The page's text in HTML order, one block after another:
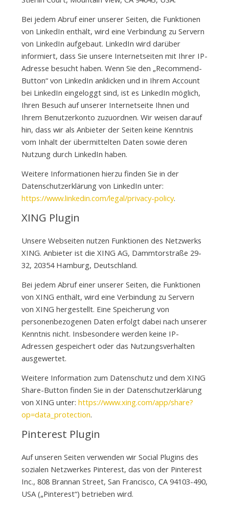
Bei jedem Abruf einer unserer Seiten, die Funktionen
von LinkedIn enthält, wird eine Verbindung zu Servern
von LinkedIn aufgebaut. LinkedIn wird darüber
informiert, dass Sie unsere Internetseiten mit Ihrer IP-
Adresse besucht haben. Wenn Sie den „Recommend-
Button“ von LinkedIn anklicken und in Ihrem Account
bei LinkedIn eingeloggt sind, ist es LinkedIn möglich,
Ihren Besuch auf unserer Internetseite Ihnen und
Ihrem Benutzerkonto zuzuordnen. Wir weisen darauf
hin, dass wir als Anbieter der Seiten keine Kenntnis
vom Inhalt der übermittelten Daten sowie deren
Nutzung durch LinkedIn haben.
Weitere Informationen hierzu finden Sie in der
Datenschutzerklärung von LinkedIn unter:
https://www.linkedin.com/legal/privacy-policy.
XING Plugin
Unsere Webseiten nutzen Funktionen des Netzwerks
XING. Anbieter ist die XING AG, Dammtorstraße 29-
32, 20354 Hamburg, Deutschland.
Bei jedem Abruf einer unserer Seiten, die Funktionen
von XING enthält, wird eine Verbindung zu Servern
von XING hergestellt. Eine Speicherung von
personenbezogenen Daten erfolgt dabei nach unserer
Kenntnis nicht. Insbesondere werden keine IP-
Adressen gespeichert oder das Nutzungsverhalten
ausgewertet.
Weitere Information zum Datenschutz und dem XING
Share-Button finden Sie in der Datenschutzerklärung
von XING unter: https://www.xing.com/app/share?
op=data_protection.
Pinterest Plugin
Auf unseren Seiten verwenden wir Social Plugins des
sozialen Netzwerkes Pinterest, das von der Pinterest
Inc., 808 Brannan Street, San Francisco, CA 94103-490,
USA („Pinterest“) betrieben wird.